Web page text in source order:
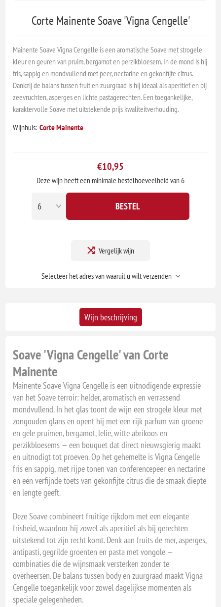
Corte Mainente Soave 'Vigna Cengelle'
Mainente Soave Vigna Cengelle is een aromatische Soave met strogele
kleur en geuren van pruim, bergamot en perzikbloesem. In de mond is hij
fris, sappig en mondvullend met peer, nectarine en gekonfijte citrus.
Dankzij de balans tussen fruit en zuurgraad is hij ideaal als aperitief en bij
zeevruchten, asperges en lichte pastagerechten. Een toegankelijke,
karaktervolle Soave met uitstekende prijs kwaliteitverhouding.
Wijnhuis: Corte Mainente
€10,95
Deze wijn heeft een minimale bestelhoeveelheid van 6
BESTEL
Vergelijk wijn
Selecteer het adres van waaruit u wilt verzenden
Wijn beschrijving
Soave 'Vigna Cengelle' van Corte
Mainente
Mainente Soave Vigna Cengelle is een uitnodigende expressie
van het Soave terroir: helder, aromatisch en verrassend
mondvullend. In het glas toont de wijn een strogele kleur met
zongouden glans en opent hij met een rijk parfum van groene
en gele pruimen, bergamot, lelie, witte abrikoos en
perzikbloesems — een bouquet dat direct nieuwsgierig maakt
en uitnodigt tot proeven. Op het gehemelte is Vigna Cengelle
fris en sappig, met rijpe tonen van conferencepeer en nectarine
en een verfijnde toets van gekonfijte citrus die de smaak diepte
en lengte geeft.
Deze Soave combineert fruitige rijkdom met een elegante
frisheid, waardoor hij zowel als aperitief als bij gerechten
uitstekend tot zijn recht komt. Denk aan fruits de mer, asperges,
antipasti, gegrilde groenten en pasta met vongole —
combinaties die de wijnsmaak versterken zonder te
overheersen. De balans tussen body en zuurgraad maakt Vigna
Cengelle toegankelijk voor zowel dagelijkse momenten als
speciale gelegenheden.